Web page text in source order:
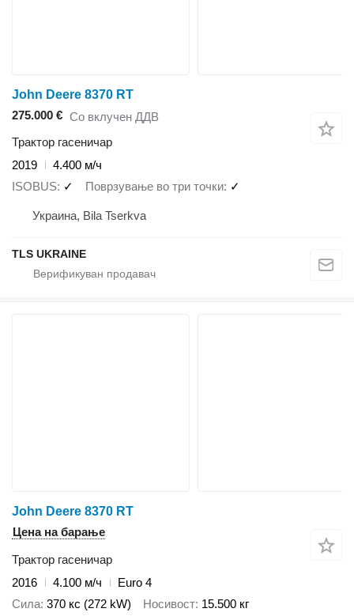
John Deere 8370 RT
275.000 € Со вклучен ДДВ
Трактор гасеничар
2019
4.400 м/ч
ISOBUS ✓ Поврзување во три точки ✓
Украина, Bila Tserkva
TLS UKRAINE
John Deere 8370 RT
Цена на барање
Трактор гасеничар
2016
4.100 м/ч
Euro 4
Сила 370 кс (272 kW) Носивост 15.500 кг